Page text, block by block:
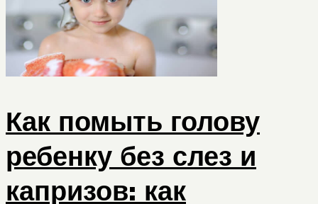
Как помыть голову
ребенку без слез и
капризов: как